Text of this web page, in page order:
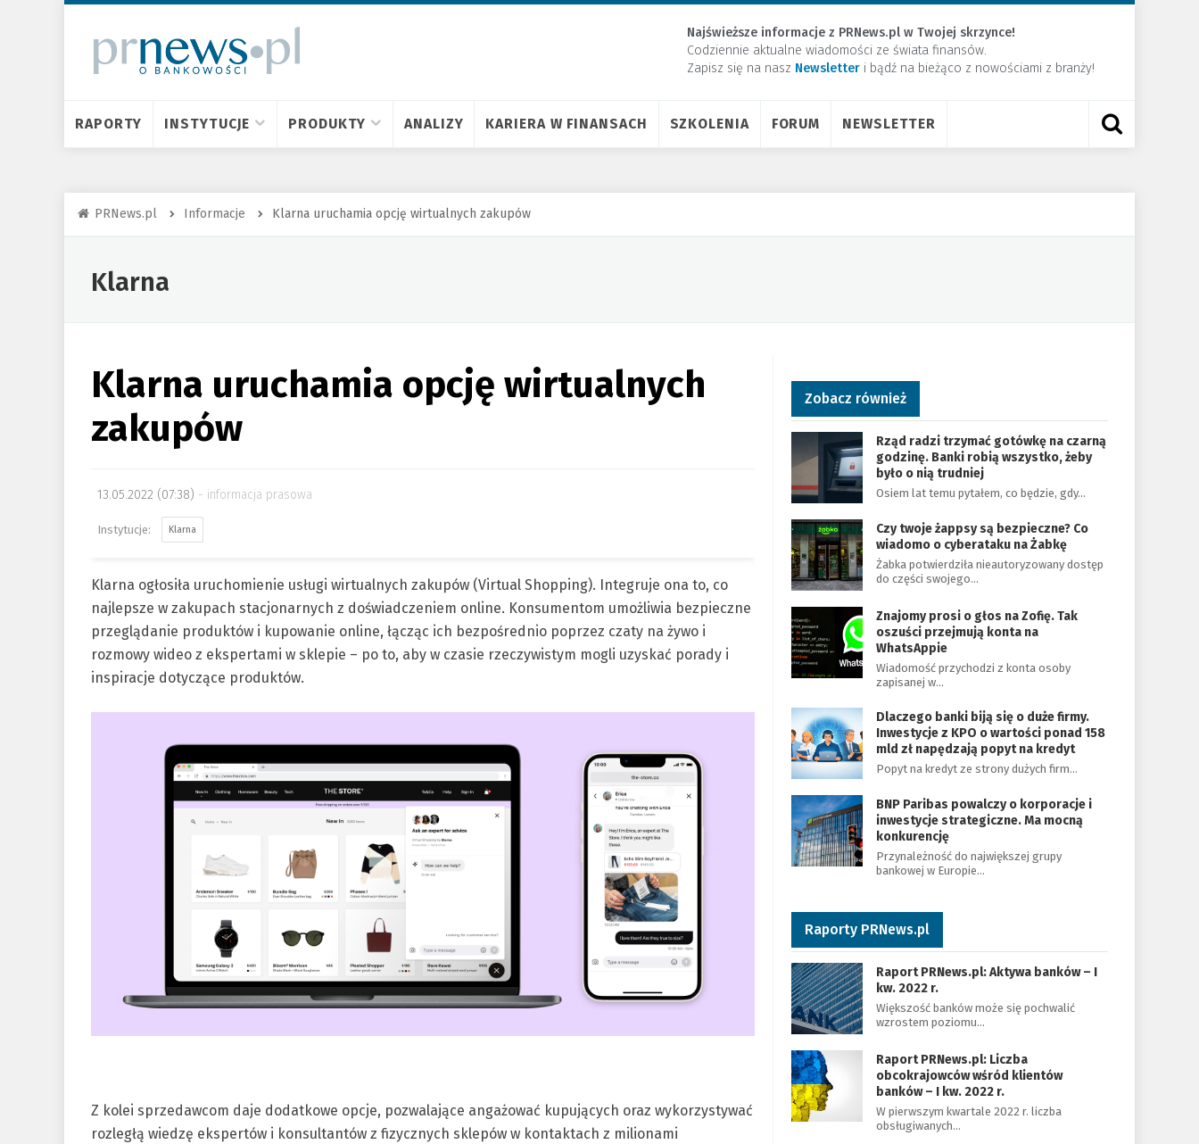
Najświeższe informacje z PRNews.pl w Twojej skrzynce!
Codziennie aktualne wiadomości ze świata finansów.
Zapisz się na nasz Newsletter ​i bądź na bieżąco z nowościami z branży!
RAPORTY INSTYTUCJE PRODUKTY ANALIZY KARIERA W FINANSACH SZKOLENIA FORUM NEWSLETTER
PRNews.pl Informacje Klarna uruchamia opcję wirtualnych zakupów
Klarna
Klarna uruchamia opcję wirtualnych
zakupów
13.05.2022 (07:38) informacja prasowa
Klarna
Klarna ogłosiła uruchomienie usługi wirtualnych zakupów (Virtual Shopping). Integruje ona to, co
najlepsze w zakupach stacjonarnych z doświadczeniem online. Konsumentom umożliwia bezpieczne
przeglądanie produktów i kupowanie online, łącząc ich bezpośrednio poprzez czaty na żywo i
rozmowy wideo z ekspertami w sklepie – po to, aby w czasie rzeczywistym mogli uzyskać porady i
inspiracje dotyczące produktów.
Z kolei sprzedawcom daje dodatkowe opcje, pozwalające angażować kupujących oraz wykorzystywać
rozległą wiedzę ekspertów i konsultantów z fizycznych sklepów w kontaktach z milionami
Zobacz również
Rząd radzi trzymać gotówkę na czarną
godzinę. Banki robią wszystko, żeby
było o nią trudniej
Osiem lat temu pytałem, co będzie, gdy…
Czy twoje żappsy są bezpieczne? Co
wiadomo o cyberataku na Żabkę
Żabka potwierdziła nieautoryzowany dostęp
do części swojego…
Znajomy prosi o głos na Zofię. Tak
oszuści przejmują konta na
WhatsAppie
Wiadomość przychodzi z konta osoby
zapisanej w…
Dlaczego banki biją się o duże firmy.
Inwestycje z KPO o wartości ponad 158
mld zł napędzają popyt na kredyt
Popyt na kredyt ze strony dużych firm…
BNP Paribas powalczy o korporacje i
inwestycje strategiczne. Ma mocną
konkurencję
Przynależność do największej grupy
bankowej w Europie…
Raporty PRNews.pl
Raport PRNews.pl: Aktywa banków – I
kw. 2022 r.
Większość banków może się pochwalić
wzrostem poziomu…
Raport PRNews.pl: Liczba
obcokrajowców wśród klientów
banków – I kw. 2022 r.
W pierwszym kwartale 2022 r. liczba
obsługiwanych…